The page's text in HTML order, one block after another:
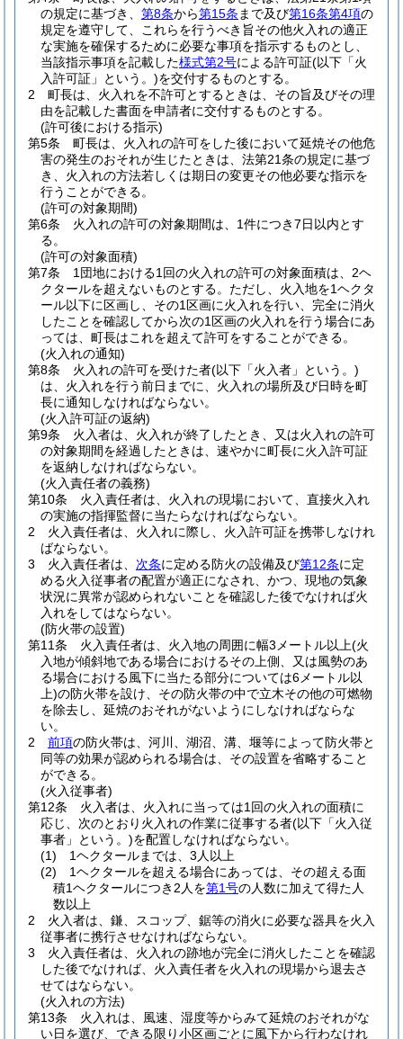
の規定に基づき、 第8条から第15条 まで及び第16条第4項の
規定を遵守して、これらを行うべき旨その他火入れの適正
な実施を確保するために必要な事項を指示するものとし、
当該指示事項を記載した様式第2号による許可証(以下「火
入許可証」という。)を交付するものとする。
2
町長は、火入れを不許可とするときは、その旨及びその理
由を記載した書面を申請者に交付するものとする。
(許可後における指示)
第5条
町長は、火入れの許可をした後において延焼その他危
害の発生のおそれが生じたときは、法第21条の規定に基づ
き、火入れの方法若しくは期日の変更その他必要な指示を
行うことができる。
(許可の対象期間)
第6条
火入れの許可の対象期間は、1件につき7日以内とす
る。
(許可の対象面積)
第7条
1団地における1回の火入れの許可の対象面積は、2ヘ
クタールを超えないものとする。 ただし、火入地を1ヘクタ
ール以下に区画し、その1区画に火入れを行い、完全に消火
したことを確認してから次の1区画の火入れを行う場合にあ
っては、町長はこれを超えて許可をすることができる。
(火入れの通知)
第8条
火入れの許可を受けた者(以下「火入者」という。)
は、火入れを行う前日までに、火入れの場所及び日時を町
長に通知しなければならない。
(火入許可証の返納)
第9条
火入者は、火入れが終了したとき、又は火入れの許可
の対象期間を経過したときは、速やかに町長に火入許可証
を返納しなければならない。
(火入責任者の義務)
第10条
火入責任者は、火入れの現場において、直接火入れ
の実施の指揮監督に当たらなければならない。
2
火入責任者は、火入れに際し、火入許可証を携帯しなけれ
ばならない。
3
火入責任者は、 次条に定める防火の設備及び第12条に定
める火入従事者の配置が適正になされ、かつ、現地の気象
状況に異常が認められないことを確認した後でなければ火
入れをしてはならない。
(防火帯の設置)
第11条
火入責任者は、火入地の周囲に幅3メートル以上(火
入地が傾斜地である場合におけるその上側、又は風勢のあ
る場合における風下に当たる部分については6メートル以
上)の防火帯を設け、その防火帯の中で立木その他の可燃物
を除去し、延焼のおそれがないようにしなければならな
い。
2
前項の防火帯は、河川、湖沼、溝、堰等によって防火帯と
同等の効果が認められる場合は、その設置を省略すること
ができる。
(火入従事者)
第12条
火入者は、火入れに当っては1回の火入れの面積に
応じ、次のとおり火入れの作業に従事する者(以下「火入従
事者」という。)を配置しなければならない。
(1)
1ヘクタールまでは、3人以上
(2)
1ヘクタールを超える場合にあっては、その超える面
積1ヘクタールにつき2人を第1号の人数に加えて得た人
数以上
2
火入者は、鎌、スコップ、鋸等の消火に必要な器具を火入
従事者に携行させなければならない。
3
火入責任者は、火入れの跡地が完全に消火したことを確認
した後でなければ、火入責任者を火入れの現場から退去さ
せてはならない。
(火入れの方法)
第13条
火入れは、風速、湿度等からみて延焼のおそれがな
い日を選び、できる限り小区画ごとに風下から行わなけれ